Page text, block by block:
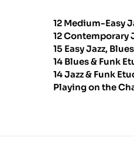
12 Medium-Easy
12 Contemporary
15 Easy Jazz,
14 Blues & Funk
14 Jazz & Funk
Playing on the